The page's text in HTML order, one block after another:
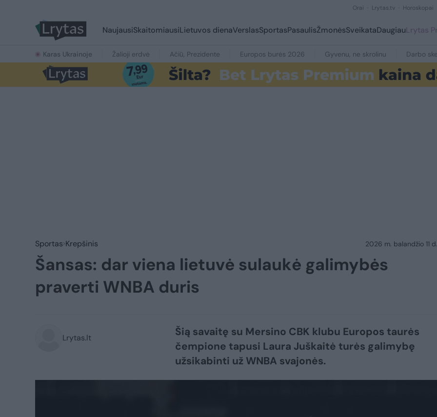
Orai Lrytas.tv Horoskopai
NaujausiSkaitomiausiLietuvos dienaVerslasSportasPasaulisŽmonėsSveikataDaugiauLrytas
Karas Ukrainoje Žalioji erdvė Ačiū, Prezidente Europos burės 2026 Gyvenu, ne skrolinu Darbo
Sportas Krepšinis 2026 m. balandžio 11
Šansas: dar viena lietuvė sulaukė galimybės
praverti WNBA duris
Lrytas.lt
Šią savaitę su Mersino CBK klubu Europos taurės
čempione tapusi Laura Juškaitė turės galimybę
užsikabinti už WNBA svajonės.